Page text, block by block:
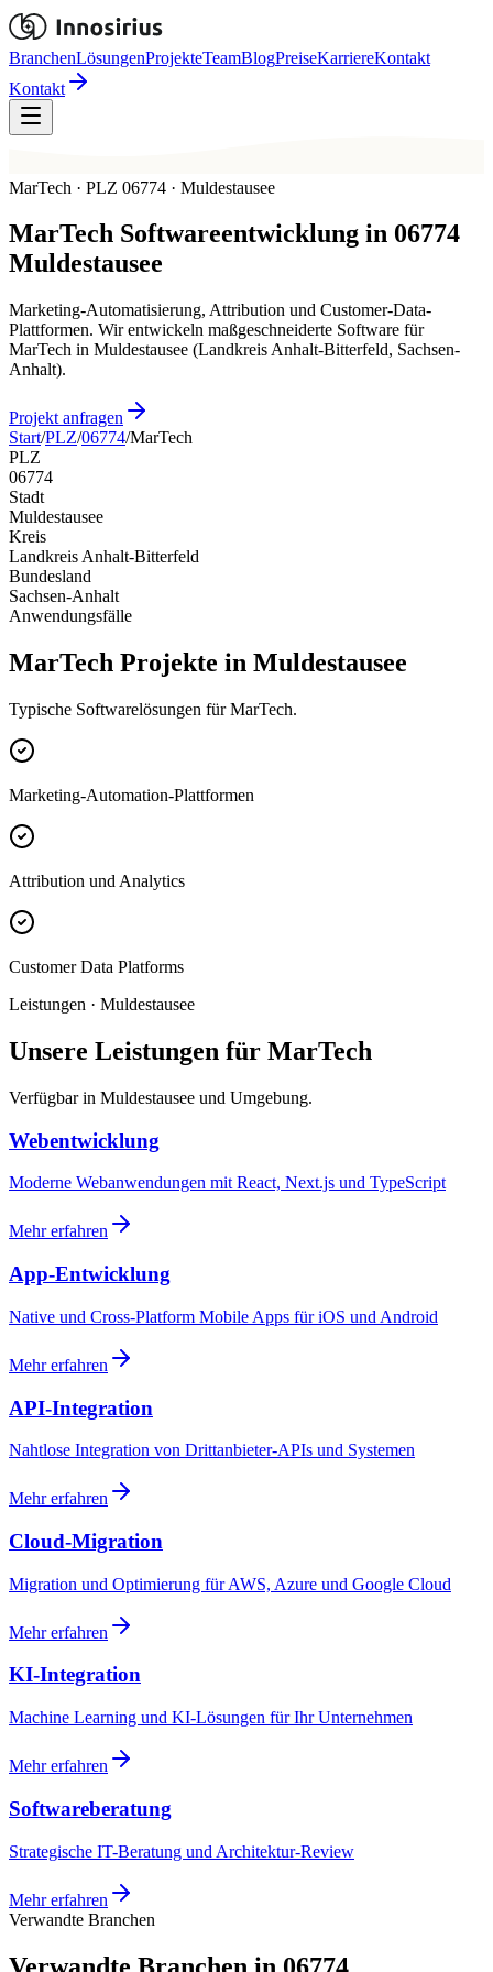
BranchenLösungenProjekteTeamBlogPreiseKarriereKontakt
Kontakt
MarTech · PLZ 06774 · Muldestausee
MarTech Softwareentwicklung in 06774
Muldestausee
Marketing-Automatisierung, Attribution und Customer-Data-
Plattformen. Wir entwickeln maßgeschneiderte Software für
MarTech in Muldestausee (Landkreis Anhalt-Bitterfeld, Sachsen-
Anhalt).
Projekt anfragen
Start/PLZ/06774/MarTech
PLZ
06774
Stadt
Muldestausee
Kreis
Landkreis Anhalt-Bitterfeld
Bundesland
Sachsen-Anhalt
Anwendungsfälle
MarTech Projekte in Muldestausee
Typische Softwarelösungen für MarTech.
Marketing-Automation-Plattformen
Attribution und Analytics
Customer Data Platforms
Leistungen · Muldestausee
Unsere Leistungen für MarTech
Verfügbar in Muldestausee und Umgebung.
Webentwicklung
Moderne Webanwendungen mit React, Next.js und TypeScript
Mehr erfahren
App-Entwicklung
Native und Cross-Platform Mobile Apps für iOS und Android
Mehr erfahren
API-Integration
Nahtlose Integration von Drittanbieter-APIs und Systemen
Mehr erfahren
Cloud-Migration
Migration und Optimierung für AWS, Azure und Google Cloud
Mehr erfahren
KI-Integration
Machine Learning und KI-Lösungen für Ihr Unternehmen
Mehr erfahren
Softwareberatung
Strategische IT-Beratung und Architektur-Review
Mehr erfahren
Verwandte Branchen
Verwandte Branchen in 06774